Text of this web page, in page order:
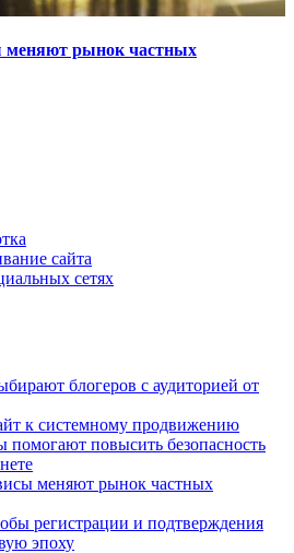
меняют рынок частных
сайта
сетях
блогеров с аудиторией от
к системному продвижению
помогают повысить безопасность
меняют рынок частных
регистрации и подтверждения
эпоху